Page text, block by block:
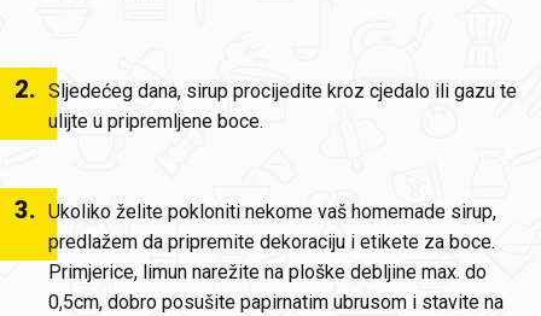
2. Sljedećeg dana, sirup procijedite kroz cjedalo ili gazu te
ulijte u pripremljene boce.
3. Ukoliko želite pokloniti nekome vaš homemade sirup,
predlažem da pripremite dekoraciju i etikete za boce.
Primjerice, limun narežite na ploške debljine max. do
0,5cm, dobro posušite papirnatim ubrusom i stavite na